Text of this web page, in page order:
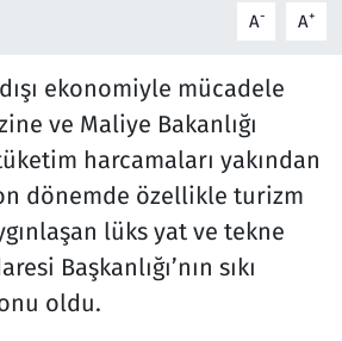
A- A+
ekonomiyle mücadele
ve Maliye Bakanlığı
harcamaları yakından
dönemde özellikle turizm
lüks yat ve tekne
Başkanlığı’nın sıkı
oldu.